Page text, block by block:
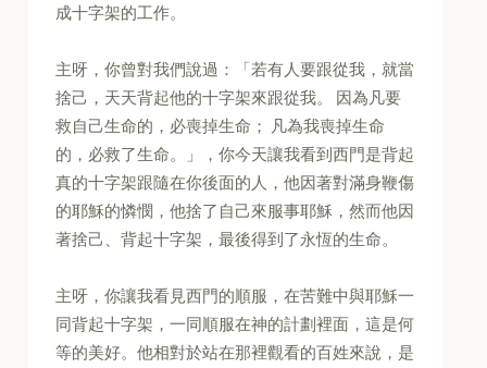
成十字架的工作。
主呀，你曾對我們說過：「若有人要跟從我，就當
捨己，天天背起他的十字架來跟從我。 因為凡要
救自己生命的，必喪掉生命； 凡為我喪掉生命
的，必救了生命。」，你今天讓我看到西門是背起
真的十字架跟隨在你後面的人，他因著對滿身鞭傷
的耶穌的憐憫，他捨了自己來服事耶穌，然而他因
著捨己、背起十字架，最後得到了永恆的生命。
主呀，你讓我看見西門的順服，在苦難中與耶穌一
同背起十字架，一同順服在神的計劃裡面，這是何
等的美好。他相對於站在那裡觀看的百姓來說，是